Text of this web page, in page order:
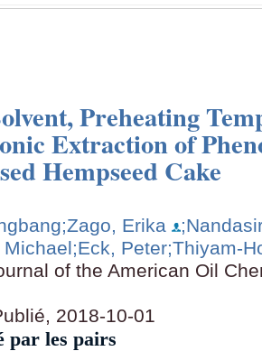
Preheating
Extraction of
Hempseed Cake
;Zago, Erika
Michael;Eck, Peter;Thiyam-
of the American Oil
2018-10-01
par les pairs